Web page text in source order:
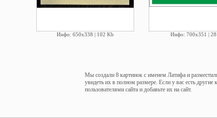
Инфо: 650х338 | 102 Kb Инфо: 700х351 |
Мы создали 8 картинок с именем Латифа и
увидеть их в полном размере. Если у вас есть
пользователями сайта и добавьте их на сайт.